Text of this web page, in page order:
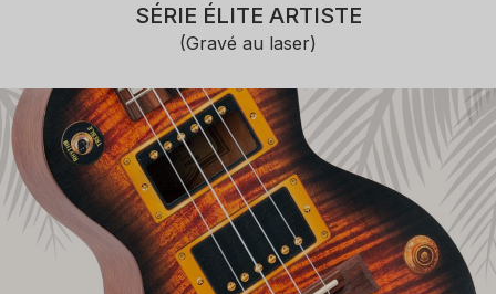
SÉRIE ÉLITE ARTISTE
(Gravé au laser)